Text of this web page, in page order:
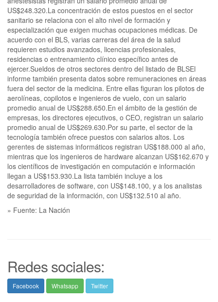
US$248.320.La concentración de estos puestos en el sector
sanitario se relaciona con el alto nivel de formación y
especialización que exigen muchas ocupaciones médicas. De
acuerdo con el BLS, varias carreras del área de la salud
requieren estudios avanzados, licencias profesionales,
residencias o entrenamiento clínico específico antes de
ejercer.Sueldos de otros sectores dentro del listado de BLSEl
informe también presenta datos sobre remuneraciones en áreas
fuera del sector de la medicina. Entre ellas figuran los pilotos de
aerolíneas, copilotos e ingenieros de vuelo, con un salario
promedio anual de US$288.650.En el ámbito de la gestión de
empresas, los directores ejecutivos, o CEO, registran un salario
promedio anual de US$269.630.Por su parte, el sector de la
tecnología también ofrece puestos con salarios altos. Los
gerentes de sistemas informáticos registran US$188.000 al año,
mientras que los ingenieros de hardware alcanzan US$162.670 y
los científicos de investigación en computación e información
llegan a US$153.930.La lista también incluye a los
desarrolladores de software, con US$148.100, y a los analistas
de seguridad de la información, con US$132.510 al año.
» Fuente: La Nación
Redes sociales:
Facebook Whatsapp Twitter